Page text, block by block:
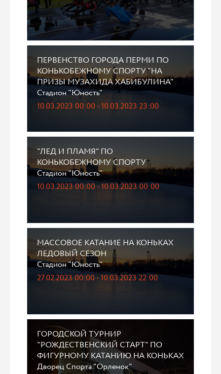
ПЕРВЕНСТВО ГОРОДА ПЕРМИ ПО
КОНЬКОБЕЖНОМУ СПОРТУ "НА
ПРИЗЫ МУЗАХИДА ХАБИБУЛИНА"
Стадион "Юность"
10.03.2023 00:00 - 10.03.2023 23:00
"ЛЕД И ПЛАМЯ" ПО
КОНЬКОБЕЖНОМУ СПОРТУ
Стадион "Юность"
10.03.2023 00:00 - 10.03.2023 00:00
МАССОВОЕ КАТАНИЕ НА КОНЬКАХ
ЛЕДОВЫЙ СЕЗОН
Стадион "Юность"
27.02.2023 00:00 - 10.03.2023 22:00
ГОРОДСКОЙ ТУРНИР
"РОЖДЕСТВЕНСКИЙ СТАРТ" ПО
ФИГУРНОМУ КАТАНИЮ НА КОНЬКАХ
Дворец Спорта "Орленок"